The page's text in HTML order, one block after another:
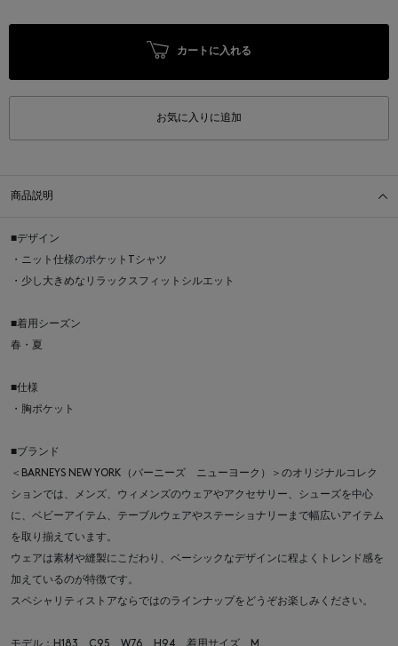
カートに入れる
お気に入りに追加
商品説明
■デザイン
・ニット仕様のポケットTシャツ
・少し大きめなリラックスフィットシルエット
■着用シーズン
春・夏
■仕様
・胸ポケット
■ブランド
＜BARNEYS NEW YORK（バーニーズ ニューヨーク）＞のオリジナルコレク
ションでは、メンズ、ウィメンズのウェアやアクセサリー、シューズを中心
に、ベビーアイテム、テーブルウェアやステーショナリーまで幅広いアイテム
を取り揃えています。
ウェアは素材や縫製にこだわり、ベーシックなデザインに程よくトレンド感を
加えているのが特徴です。
スペシャリティストアならではのラインナップをどうぞお楽しみください。